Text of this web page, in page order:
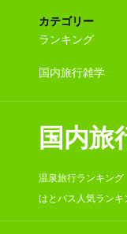
カテゴリー
ランキング
国内旅行雑学
国内旅
温泉旅行ランキング
はとバス人気ランキ